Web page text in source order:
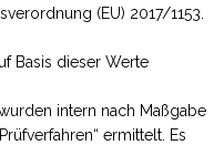
(EU) 2017/1153.
Basis dieser Werte
intern nach Maßgabe
ermittelt. Es